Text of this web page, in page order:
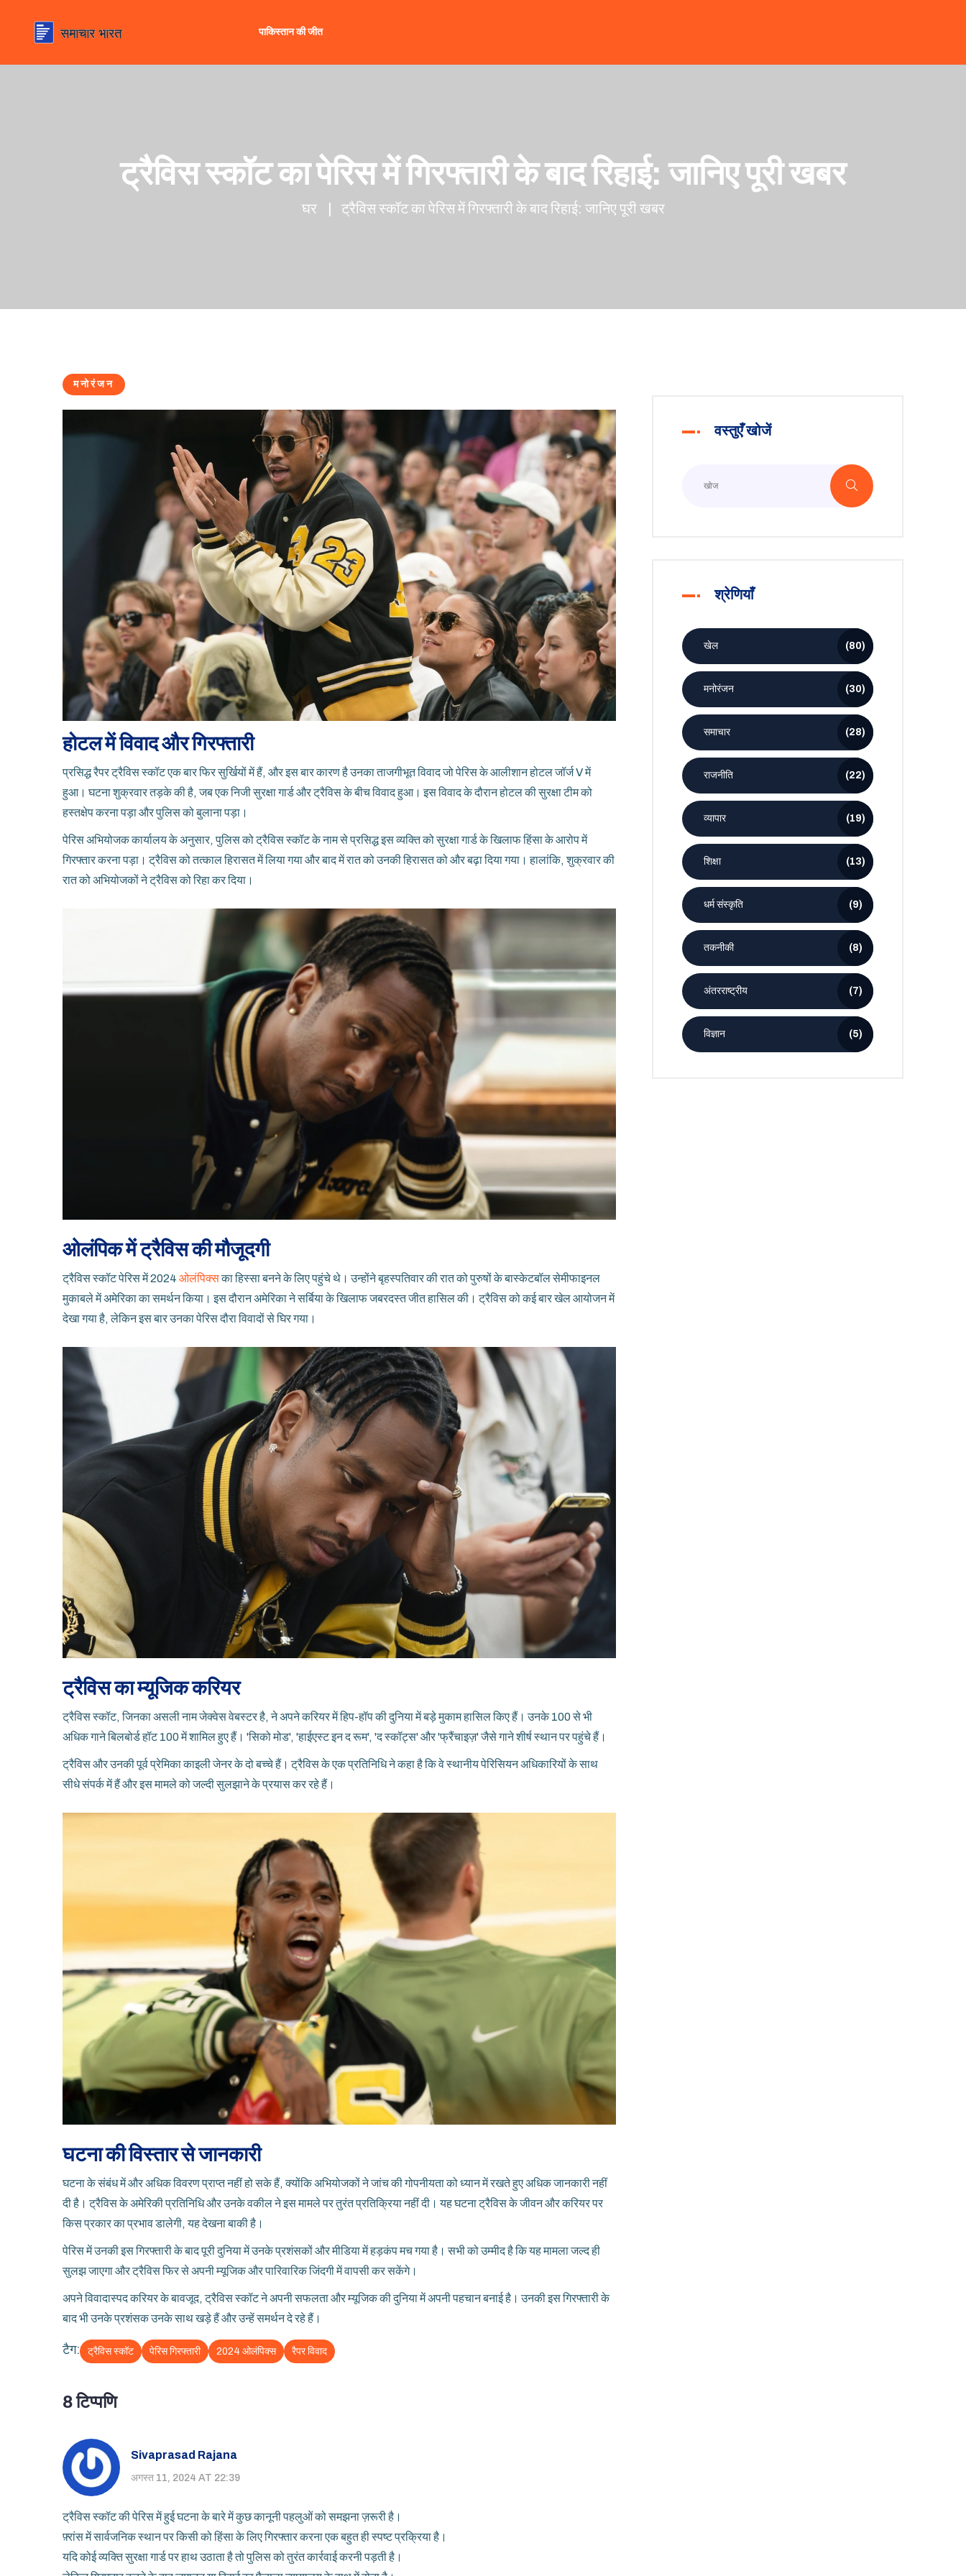
पाकिस्तान की जीत
ट्रैविस स्कॉट का पेरिस में गिरफ्तारी के बाद रिहाई: जानिए पूरी खबर
घर ट्रैविस स्कॉट का पेरिस में गिरफ्तारी के बाद रिहाई: जानिए पूरी खबर
मनोरंजन
होटल में विवाद और गिरफ्तारी
प्रसिद्ध रैपर ट्रैविस स्कॉट एक बार फिर सुर्खियों में हैं, और इस बार कारण है उनका ताजगीभूत विवाद जो पेरिस के आलीशान होटल जॉर्ज V में
हुआ। घटना शुक्रवार तड़के की है, जब एक निजी सुरक्षा गार्ड और ट्रैविस के बीच विवाद हुआ। इस विवाद के दौरान होटल की सुरक्षा टीम को
हस्तक्षेप करना पड़ा और पुलिस को बुलाना पड़ा।
पेरिस अभियोजक कार्यालय के अनुसार, पुलिस को ट्रैविस स्कॉट के नाम से प्रसिद्ध इस व्यक्ति को सुरक्षा गार्ड के खिलाफ हिंसा के आरोप में
गिरफ्तार करना पड़ा। ट्रैविस को तत्काल हिरासत में लिया गया और बाद में रात को उनकी हिरासत को और बढ़ा दिया गया। हालांकि, शुक्रवार की
रात को अभियोजकों ने ट्रैविस को रिहा कर दिया।
ओलंपिक में ट्रैविस की मौजूदगी
ट्रैविस स्कॉट पेरिस में 2024 ओलंपिक्सका हिस्सा बनने के लिए पहुंचे थे। उन्होंने बृहस्पतिवार की रात को पुरुषों के बास्केटबॉल सेमीफाइनल
मुकाबले में अमेरिका का समर्थन किया। इस दौरान अमेरिका ने सर्बिया के खिलाफ जबरदस्त जीत हासिल की। ट्रैविस को कई बार खेल आयोजन में
देखा गया है, लेकिन इस बार उनका पेरिस दौरा विवादों से घिर गया।
ट्रैविस का म्यूजिक करियर
ट्रैविस स्कॉट, जिनका असली नाम जेक्वेस वेबस्टर है, ने अपने करियर में हिप-हॉप की दुनिया में बड़े मुकाम हासिल किए हैं। उनके 100 से भी
अधिक गाने बिलबोर्ड हॉट 100 में शामिल हुए हैं। 'सिको मोड', 'हाईएस्ट इन द रूम', 'द स्कॉट्स' और 'फ्रैंचाइज़' जैसे गाने शीर्ष स्थान पर पहुंचे हैं।
ट्रैविस और उनकी पूर्व प्रेमिका काइली जेनर के दो बच्चे हैं। ट्रैविस के एक प्रतिनिधि ने कहा है कि वे स्थानीय पेरिसियन अधिकारियों के साथ
सीधे संपर्क में हैं और इस मामले को जल्दी सुलझाने के प्रयास कर रहे हैं।
घटना की विस्तार से जानकारी
घटना के संबंध में और अधिक विवरण प्राप्त नहीं हो सके हैं, क्योंकि अभियोजकों ने जांच की गोपनीयता को ध्यान में रखते हुए अधिक जानकारी नहीं
दी है। ट्रैविस के अमेरिकी प्रतिनिधि और उनके वकील ने इस मामले पर तुरंत प्रतिक्रिया नहीं दी। यह घटना ट्रैविस के जीवन और करियर पर
किस प्रकार का प्रभाव डालेगी, यह देखना बाकी है।
पेरिस में उनकी इस गिरफ्तारी के बाद पूरी दुनिया में उनके प्रशंसकों और मीडिया में हड़कंप मच गया है। सभी को उम्मीद है कि यह मामला जल्द ही
सुलझ जाएगा और ट्रैविस फिर से अपनी म्यूजिक और पारिवारिक जिंदगी में वापसी कर सकेंगे।
अपने विवादास्पद करियर के बावजूद, ट्रैविस स्कॉट ने अपनी सफलता और म्यूजिक की दुनिया में अपनी पहचान बनाई है। उनकी इस गिरफ्तारी के
बाद भी उनके प्रशंसक उनके साथ खड़े हैं और उन्हें समर्थन दे रहे हैं।
टैग: ट्रैविस स्कॉट पेरिस गिरफ्तारी 2024 ओलंपिक्स रैपर विवाद
8 टिप्पणि
Sivaprasad Rajana
अगस्त 11, 2024 AT 22:39
ट्रैविस स्कॉट की पेरिस में हुई घटना के बारे में कुछ कानूनी पहलुओं को समझना ज़रूरी है।
फ़्रांस में सार्वजनिक स्थान पर किसी को हिंसा के लिए गिरफ्तार करना एक बहुत ही स्पष्ट प्रक्रिया है।
यदि कोई व्यक्ति सुरक्षा गार्ड पर हाथ उठाता है तो पुलिस को तुरंत कार्रवाई करनी पड़ती है।
वस्तुएँ खोजें
श्रेणियाँ
खेल (80)
मनोरंजन (30)
समाचार (28)
राजनीति (22)
व्यापार (19)
शिक्षा (13)
धर्म संस्कृति (9)
तकनीकी (8)
अंतरराष्ट्रीय (7)
विज्ञान (5)